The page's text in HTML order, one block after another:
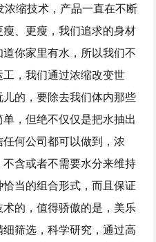
缩技术，产品一直在不断
、更瘦，我们追求的身材
你家里有水，所以我们不
，我们通过浓缩改变世
的，要除去我们体内那些
，但绝不仅仅是把水抽出
何公司都可以做到，浓
含或者不需要水分来维持
当的组合形式，而且保证
的，值得骄傲的是，美乐
筛选，科学研究，通过高